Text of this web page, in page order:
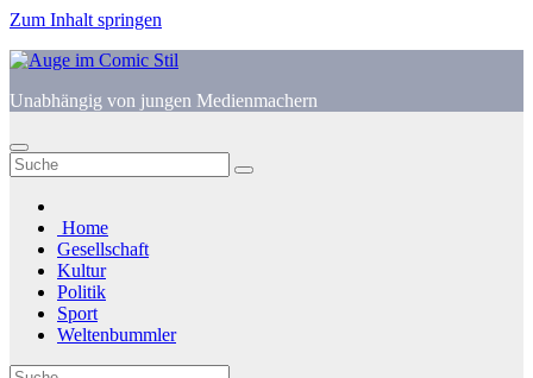
Zum Inhalt springen
Unabhängig von jungen Medienmachern
Home
Gesellschaft
Kultur
Politik
Sport
Weltenbummler